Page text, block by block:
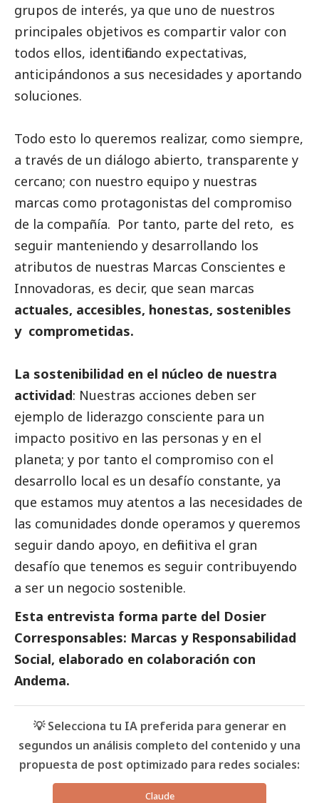
grupos de interés, ya que uno de nuestros
principales objetivos es compartir valor con
todos ellos, identificando expectativas,
anticipándonos a sus necesidades y aportando
soluciones.
Todo esto lo queremos realizar, como siempre,
a través de un diálogo abierto, transparente y
cercano; con nuestro equipo y nuestras
marcas como protagonistas del compromiso
de la compañía. Por tanto, parte del reto, es
seguir manteniendo y desarrollando los
atributos de nuestras Marcas Conscientes e
Innovadoras, es decir, que sean marcas
actuales, accesibles, honestas, sostenibles
y comprometidas.
La sostenibilidad en el núcleo de nuestra
actividad: Nuestras acciones deben ser
ejemplo de liderazgo consciente para un
impacto positivo en las personas y en el
planeta; y por tanto el compromiso con el
desarrollo local es un desafío constante, ya
que estamos muy atentos a las necesidades de
las comunidades donde operamos y queremos
seguir dando apoyo, en definitiva el gran
desafío que tenemos es seguir contribuyendo
a ser un negocio sostenible.
Esta entrevista forma parte del Dosier
Corresponsables: Marcas y Responsabilidad
Social, elaborado en colaboración con
Andema.
💡 Selecciona tu IA preferida para generar en
segundos un análisis completo del contenido y una
propuesta de post optimizado para redes sociales:
Claude